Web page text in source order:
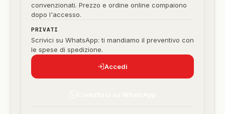
convenzionati. Prezzo e ordine online compaiono
dopo l'accesso.
PRIVATI
Scrivici su WhatsApp: ti mandiamo il preventivo con
le spese di spedizione.
Accedi